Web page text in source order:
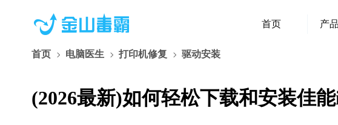
首页 产
首页 电脑医生 打印机修复 驱动安装
(2026最新)如何轻松下载和安装佳